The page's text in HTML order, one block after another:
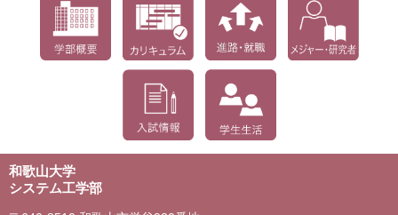
和歌山大学
システム工学部